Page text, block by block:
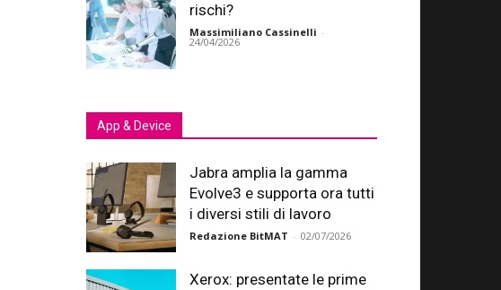
rischi?
Massimiliano Cassinelli -
24/04/2026
App & Device
Jabra amplia la gamma
Evolve3 e supporta ora tutti
i diversi stili di lavoro
Redazione BitMAT - 02/07/2026
Xerox: presentate le prime